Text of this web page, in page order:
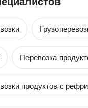
Перевозка
продуктов с